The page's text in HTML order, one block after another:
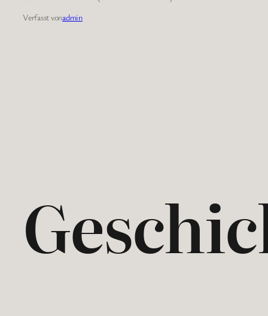
Verfasst vonadmin